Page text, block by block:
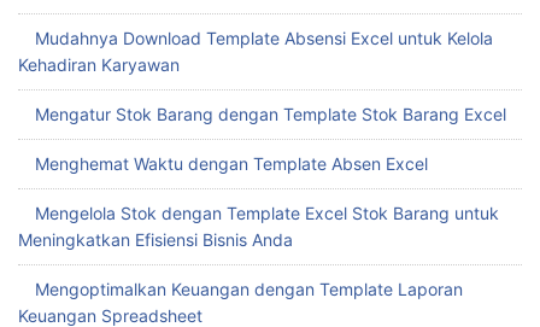
Mudahnya Download Template Absensi Excel untuk Kelola
Kehadiran Karyawan
Mengatur Stok Barang dengan Template Stok Barang Excel
Menghemat Waktu dengan Template Absen Excel
Mengelola Stok dengan Template Excel Stok Barang untuk
Meningkatkan Efisiensi Bisnis Anda
Mengoptimalkan Keuangan dengan Template Laporan
Keuangan Spreadsheet